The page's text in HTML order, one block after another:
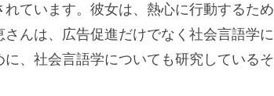
ています。彼女は、熱心に行動するため
んは、広告促進だけでなく社会言語学に
、社会言語学についても研究しているそ